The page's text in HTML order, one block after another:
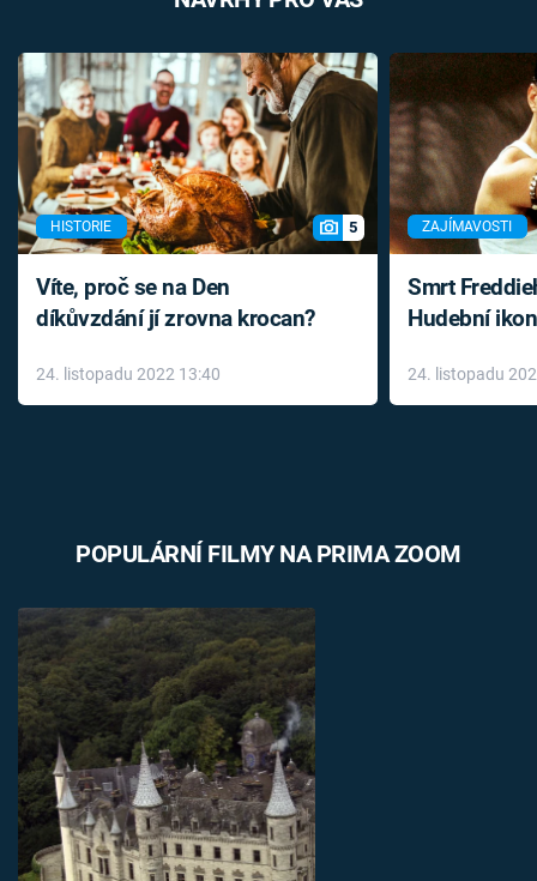
HISTORIE 5
Víte, proč se na Den
díkůvzdání jí zrovna krocan?
24. listopadu 2022 13:40
ZAJÍMAVOSTI
Smrt
Hudební
léky
24. listopadu
POPULÁRNÍ FILMY NA PRIMA ZOOM